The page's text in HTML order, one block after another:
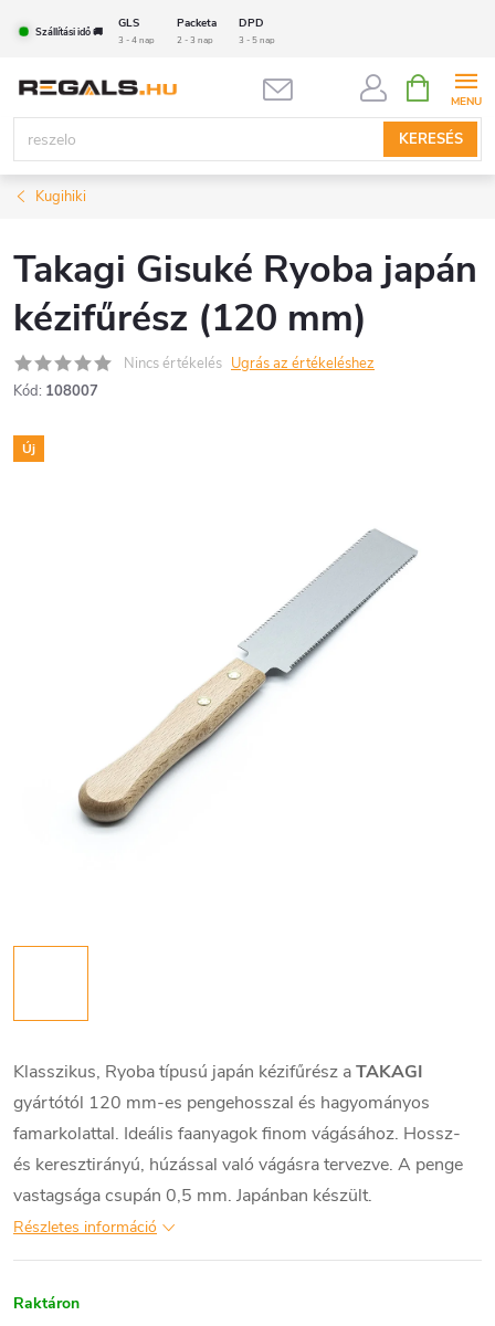
tartalomhoz
Szállítási idő 🚚
GLS Packeta DPD
3 - 4 nap 2 - 3 nap 3 - 5 nap
KERESÉS
KOSÁR
Kugihiki
Takagi Gisuké Ryoba japán
kézifűrész (120 mm)
Nincs értékelés Ugrás az értékeléshez
Kód: 108007
Új
Klasszikus, Ryoba típusú japán kézifűrész aTAKAGI
gyártótól 120 mm-es pengehosszal és hagyományos
famarkolattal. Ideális faanyagok finom vágásához. Hossz-
és keresztirányú, húzással való vágásra tervezve. A penge
vastagsága csupán 0,5 mm. Japánban készült.
Részletes információ
Raktáron